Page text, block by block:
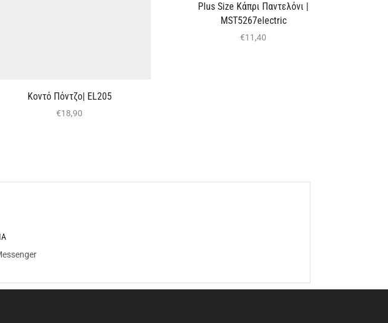
Κοντό Πόντζο| EL205
€18,90
Plus Size Κάπρι Παντελόνι |
MST5267electric
€11,40